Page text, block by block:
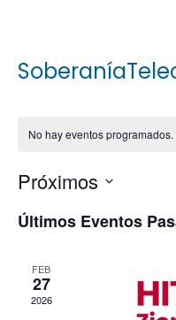
No hay eventos programados.
Próximos
la
Últimos Eventos
FEB
27
2026